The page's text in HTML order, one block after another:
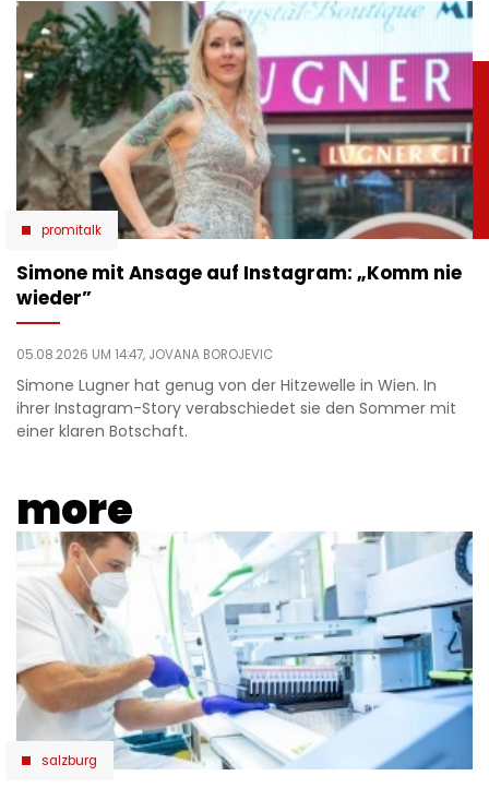
promitalk
Simone mit Ansage auf Instagram: „Komm nie
wieder”
05.08.2026 UM 14:47, JOVANA BOROJEVIC
Simone Lugner hat genug von der Hitzewelle in Wien. In
ihrer Instagram-Story verabschiedet sie den Sommer mit
einer klaren Botschaft.
more
salzburg